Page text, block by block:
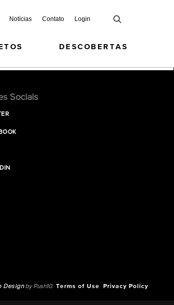
Notícias Contato Login
DESCOBERTAS
Sociais
Designby Push10. Terms of Use Privacy Policy